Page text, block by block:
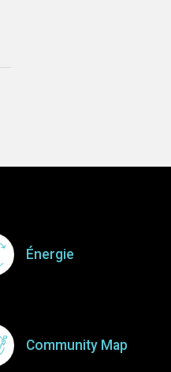
Énergie
Community Map